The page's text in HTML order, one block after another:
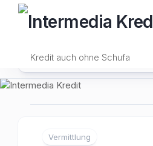
Kredit auch ohne Schufa
Vermittlung